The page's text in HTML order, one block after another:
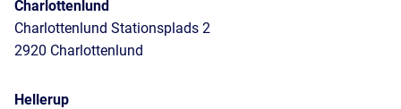
Charlottenlund
Charlottenlund Stationsplads 2
2920 Charlottenlund
Hellerup